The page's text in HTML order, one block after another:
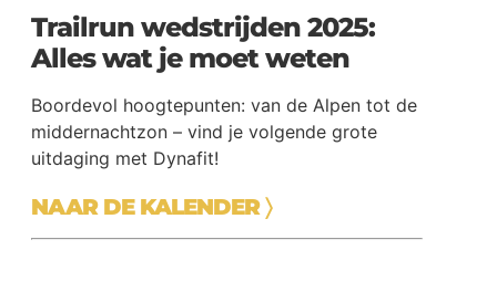
Trailrun wedstrijden 2025:
Alles wat je moet weten
Boordevol hoogtepunten: van de Alpen tot de
middernachtzon – vind je volgende grote
uitdaging met Dynafit!
NAAR DE KALENDER〉